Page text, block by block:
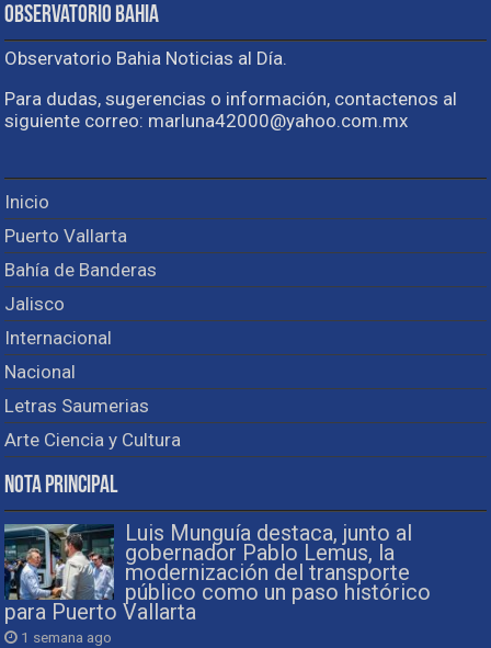
Observatorio Bahia
Observatorio Bahia Noticias al Día.
Para dudas, sugerencias o información, contactenos al
siguiente correo: marluna42000@yahoo.com.mx
Inicio
Puerto Vallarta
Bahía de Banderas
Jalisco
Internacional
Nacional
Letras Saumerias
Arte Ciencia y Cultura
Nota Principal
Luis Munguía destaca, junto al
gobernador Pablo Lemus, la
modernización del transporte
público como un paso histórico
para Puerto Vallarta
1 semana ago